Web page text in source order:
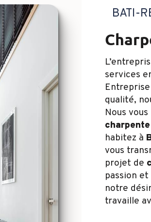
BATI-
services
qualité,
Nous
charpente
habitez à
vous
projet de
passion
notre
travaille